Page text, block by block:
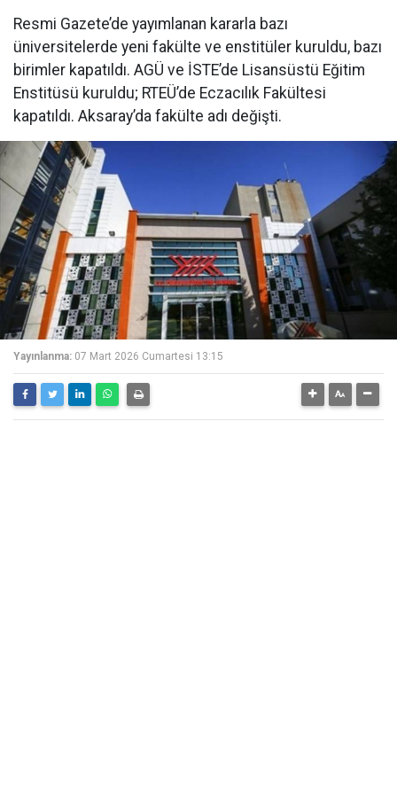
Resmi Gazete’de yayımlanan kararla bazı
üniversitelerde yeni fakülte ve enstitüler kuruldu, bazı
birimler kapatıldı. AGÜ ve İSTE’de Lisansüstü Eğitim
Enstitüsü kuruldu; RTEÜ’de Eczacılık Fakültesi
kapatıldı. Aksaray’da fakülte adı değişti.
Yayınlanma: 07 Mart 2026 Cumartesi 13:15